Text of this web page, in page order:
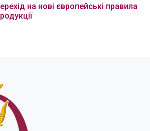
на нові європейські правила